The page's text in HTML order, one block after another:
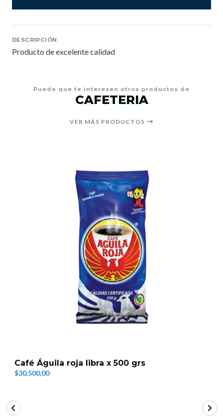
DESCRIPCIÓN
Producto de excelente calidad
Puede que te interesen otros productos de
CAFETERIA
VER MÁS PRODUCTOS
Café Águila roja libra x 500 grs
$30.500,00